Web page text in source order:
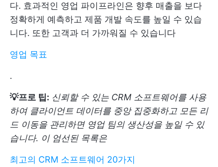
다. 효과적인 영업 파이프라인은 향후 매출을 보다
정확하게 예측하고 제품 개발 속도를 높일 수 있습
니다. 또한 고객과 더 가까워질 수 있습니다
영업 목표
.
💡프로 팁: 신뢰할 수 있는 CRM 소프트웨어를 사용
하여 클라이언트 데이터를 중앙 집중화하고 모든 리
드 이동을 관리하면 영업 팀의 생산성을 높일 수 있
습니다. 이 엄선된 목록은
최고의 CRM 소프트웨어 20가지